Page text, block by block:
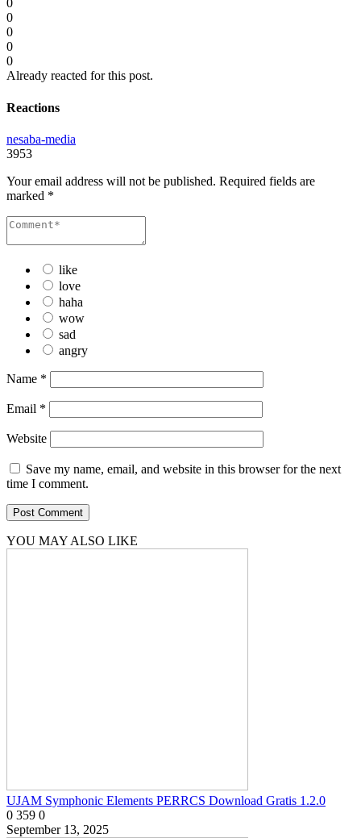
0
0
0
0
0
Already reacted for this post.
Reactions
nesaba-media
3953
Your email address will not be published. Required fields are
marked *
like
love
haha
wow
sad
angry
Name *
Email *
Website
Save my name, email, and website in this browser for the next
time I comment.
YOU MAY ALSO LIKE
UJAM Symphonic Elements PERRCS Download Gratis 1.2.0
0 359 0
September 13, 2025